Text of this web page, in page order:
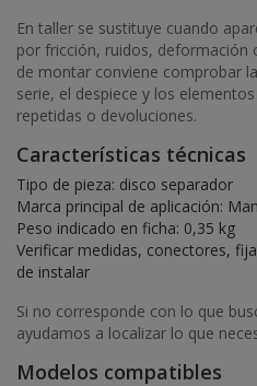
En taller se sustituye cuando
por fricción, ruidos, deformación
de montar conviene comprobar
serie, el despiece y los
repetidas o devoluciones.
Características técnicas
Tipo de pieza: disco separador
Marca principal de aplicación:
Peso indicado en ficha: 0,35 kg
Verificar medidas, conectores,
de instalar
Si no corresponde con lo que
ayudamos a localizar lo que
Modelos compatibles